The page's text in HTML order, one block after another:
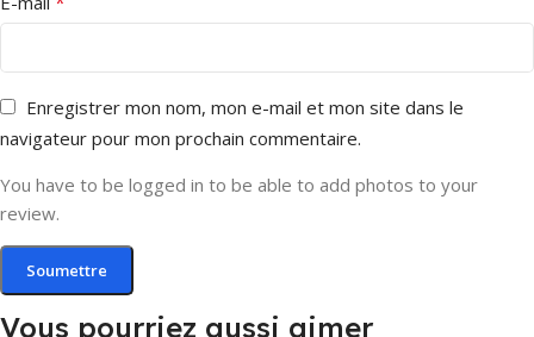
Enregistrer mon nom, mon e-mail et mon site dans le
navigateur pour mon prochain commentaire.
You have to be logged in to be able to add photos to your
review.
Vous pourriez aussi aimer